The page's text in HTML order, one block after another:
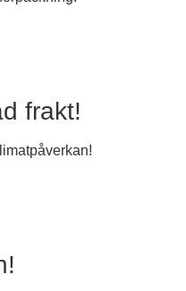
frakt!